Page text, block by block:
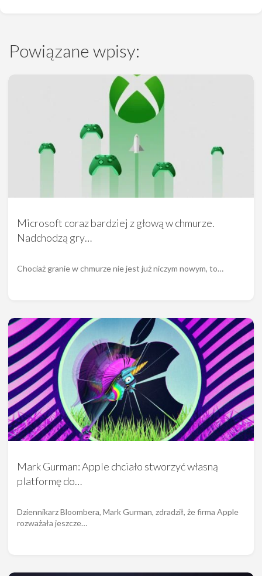
Powiązane wpisy:
Microsoft coraz bardziej z głową w chmurze.
Nadchodzą gry…
Chociaż granie w chmurze nie jest już niczym nowym, to…
Mark Gurman: Apple chciało stworzyć własną
platformę do…
Dziennikarz Bloombera, Mark Gurman, zdradził, że firma Apple
rozważała jeszcze…